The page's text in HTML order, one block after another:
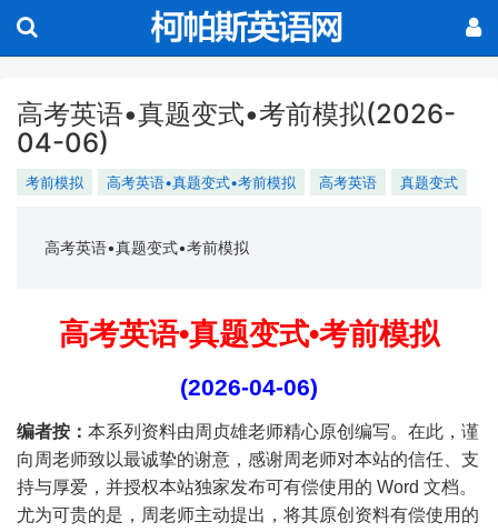
高考英语•真题变式•考前模拟(2026-
04-06)
考前模拟 高考英语•真题变式•考前模拟 高考英语 真题变式
高考英语•真题变式•考前模拟
高考英语•真题变式•考前模拟
(2026-04-06)
编者按： 本系列资料由周贞雄老师精心原创编写。在此，谨
向周老师致以最诚挚的谢意，感谢周老师对本站的信任、支
持与厚爱，并授权本站独家发布可有偿使用的 Word 文档。
尤为可贵的是，周老师主动提出，将其原创资料有偿使用的